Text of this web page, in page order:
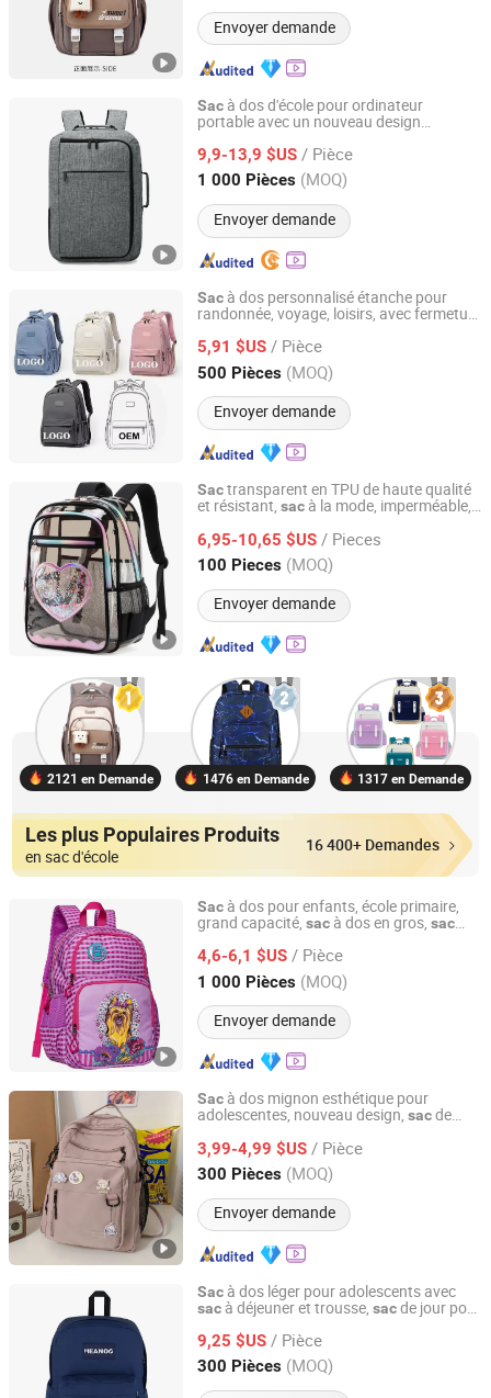
Envoyer demande
Sac à dos d'école pour ordinateur
portable avec un nouveau design
9,9-13,9 $US / Pièce
1 000 Pièces (MOQ)
Envoyer demande
China Blooming Manufacture Ltd.
Guangdong, China Depuis 2014
Sac à dos personnalisé étanche pour
randonnée, voyage, loisirs, avec fermeture
unisexe pour ordinateur portable
5,91 $US / Pièce
500 Pièces (MOQ)
Envoyer demande
Yiwu City Bo Chi Bag Co., Ltd.
Zhejiang, China Depuis 2025
Sactransparent en TPU de haute qualité
et résistant, sac à la mode, imperméable,
au stade
6,95-10,65 $US / Pieces
100 Pieces (MOQ)
Envoyer demande
Quanzhou Zhengdong Bags Co., Ltd
Fujian, China Depuis 2026
2121 en Demande 1476 en Demande 1317 en Demande
Les plus Populaires Produits
en sac d'école
16 400+ Demandes
Sac à dos pour enfants, école primaire,
grand capacité, sac à dos en gros, sac
4,6-6,1 $US / Pièce
1 000 Pièces (MOQ)
Envoyer demande
Fuzhou ADF International CO., LTD.
Fujian, China Depuis 2024
Sac à dos mignon esthétique pour
adolescentes, nouveau design, sacde
livres
3,99-4,99 $US / Pièce
300 Pièces (MOQ)
Envoyer demande
GOOD SELLER CO., LTD
Zhejiang, China Depuis 2010
Sac à dos léger pour adolescents avec
sac à déjeuner et trousse, sacde jour pour
9,25 $US / Pièce
300 Pièces (MOQ)
Heanoo Bags Co., Ltd.
Fujian, China Depuis 2016